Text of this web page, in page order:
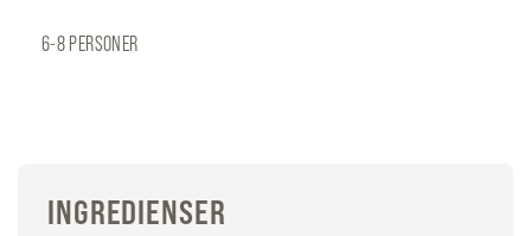
6-8 PERSONER
INGREDIENSER